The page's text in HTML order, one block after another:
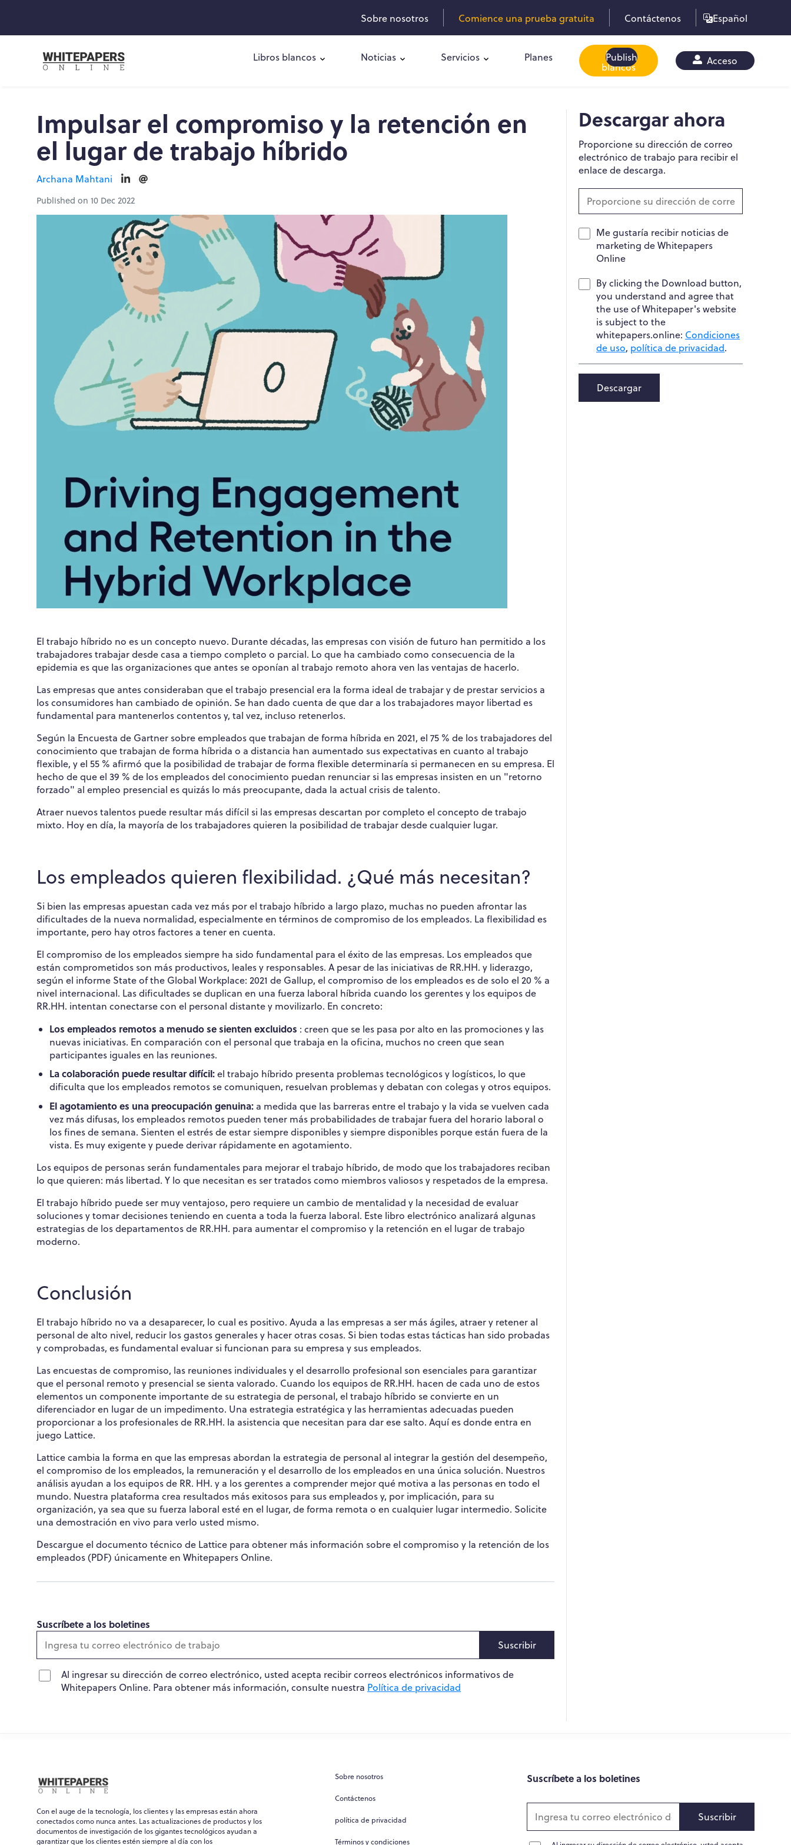
Sobre nosotros Comience una prueba gratuita Contáctenos Español
Libros blancos Noticias Servicios Planes Publish
Libros
blancos
Acceso
Impulsar el compromiso y la retención en
el lugar de trabajo híbrido
Archana Mahtani
Published on 10 Dec 2022
El trabajo híbrido no es un concepto nuevo. Durante décadas, las empresas con visión de futuro han permitido a los
trabajadores trabajar desde casa a tiempo completo o parcial. Lo que ha cambiado como consecuencia de la
epidemia es que las organizaciones que antes se oponían al trabajo remoto ahora ven las ventajas de hacerlo.
Las empresas que antes consideraban que el trabajo presencial era la forma ideal de trabajar y de prestar servicios a
los consumidores han cambiado de opinión. Se han dado cuenta de que dar a los trabajadores mayor libertad es
fundamental para mantenerlos contentos y, tal vez, incluso retenerlos.
Según la Encuesta de Gartner sobre empleados que trabajan de forma híbrida en 2021, el 75 % de los trabajadores del
conocimiento que trabajan de forma híbrida o a distancia han aumentado sus expectativas en cuanto al trabajo
flexible, y el 55 % afirmó que la posibilidad de trabajar de forma flexible determinaría si permanecen en su empresa. El
hecho de que el 39 % de los empleados del conocimiento puedan renunciar si las empresas insisten en un "retorno
forzado" al empleo presencial es quizás lo más preocupante, dada la actual crisis de talento.
Atraer nuevos talentos puede resultar más difícil si las empresas descartan por completo el concepto de trabajo
mixto. Hoy en día, la mayoría de los trabajadores quieren la posibilidad de trabajar desde cualquier lugar.
Los empleados quieren flexibilidad. ¿Qué más necesitan?
Si bien las empresas apuestan cada vez más por el trabajo híbrido a largo plazo, muchas no pueden afrontar las
dificultades de la nueva normalidad, especialmente en términos de compromiso de los empleados. La flexibilidad es
importante, pero hay otros factores a tener en cuenta.
El compromiso de los empleados siempre ha sido fundamental para el éxito de las empresas. Los empleados que
están comprometidos son más productivos, leales y responsables. A pesar de las iniciativas de RR.HH. y liderazgo,
según el informe State of the Global Workplace: 2021 de Gallup, el compromiso de los empleados es de solo el 20 % a
nivel internacional. Las dificultades se duplican en una fuerza laboral híbrida cuando los gerentes y los equipos de
RR.HH. intentan conectarse con el personal distante y movilizarlo. En concreto:
Los empleados remotos a menudo se sienten excluidos : creen que se les pasa por alto en las promociones y las
nuevas iniciativas. En comparación con el personal que trabaja en la oficina, muchos no creen que sean
participantes iguales en las reuniones.
La colaboración puede resultar difícil:el trabajo híbrido presenta problemas tecnológicos y logísticos, lo que
dificulta que los empleados remotos se comuniquen, resuelvan problemas y debatan con colegas y otros equipos.
El agotamiento es una preocupación genuina: a medida que las barreras entre el trabajo y la vida se vuelven cada
vez más difusas, los empleados remotos pueden tener más probabilidades de trabajar fuera del horario laboral o
los fines de semana. Sienten el estrés de estar siempre disponibles y siempre disponibles porque están fuera de la
vista. Es muy exigente y puede derivar rápidamente en agotamiento.
Los equipos de personas serán fundamentales para mejorar el trabajo híbrido, de modo que los trabajadores reciban
lo que quieren: más libertad. Y lo que necesitan es ser tratados como miembros valiosos y respetados de la empresa.
El trabajo híbrido puede ser muy ventajoso, pero requiere un cambio de mentalidad y la necesidad de evaluar
soluciones y tomar decisiones teniendo en cuenta a toda la fuerza laboral. Este libro electrónico analizará algunas
estrategias de los departamentos de RR.HH. para aumentar el compromiso y la retención en el lugar de trabajo
moderno.
Conclusión
El trabajo híbrido no va a desaparecer, lo cual es positivo. Ayuda a las empresas a ser más ágiles, atraer y retener al
personal de alto nivel, reducir los gastos generales y hacer otras cosas. Si bien todas estas tácticas han sido probadas
y comprobadas, es fundamental evaluar si funcionan para su empresa y sus empleados.
Las encuestas de compromiso, las reuniones individuales y el desarrollo profesional son esenciales para garantizar
que el personal remoto y presencial se sienta valorado. Cuando los equipos de RR.HH. hacen de cada uno de estos
elementos un componente importante de su estrategia de personal, el trabajo híbrido se convierte en un
diferenciador en lugar de un impedimento. Una estrategia estratégica y las herramientas adecuadas pueden
proporcionar a los profesionales de RR.HH. la asistencia que necesitan para dar ese salto. Aquí es donde entra en
juego Lattice.
Lattice cambia la forma en que las empresas abordan la estrategia de personal al integrar la gestión del desempeño,
el compromiso de los empleados, la remuneración y el desarrollo de los empleados en una única solución. Nuestros
análisis ayudan a los equipos de RR. HH. y a los gerentes a comprender mejor qué motiva a las personas en todo el
mundo. Nuestra plataforma crea resultados más exitosos para sus empleados y, por implicación, para su
organización, ya sea que su fuerza laboral esté en el lugar, de forma remota o en cualquier lugar intermedio. Solicite
una demostración en vivo para verlo usted mismo.
Descargue el documento técnico de Lattice para obtener más información sobre el compromiso y la retención de los
empleados (PDF) únicamente en Whitepapers Online.
Suscríbete a los boletines
Suscribir
Al ingresar su dirección de correo electrónico, usted acepta recibir correos electrónicos informativos de
Whitepapers Online. Para obtener más información, consulte nuestra Política de privacidad
Descargar ahora
Proporcione su dirección de correo
electrónico de trabajo para recibir el
enlace de descarga.
Me gustaría recibir noticias de
marketing de Whitepapers
Online
By clicking the Download button,
you understand and agree that
the use of Whitepaper's website
is subject to the
whitepapers.online: Condiciones
de uso, política de privacidad.
Descargar
Con el auge de la tecnología, los clientes y las empresas están ahora
conectados como nunca antes. Las actualizaciones de productos y los
documentos de investigación de los gigantes tecnológicos ayudan a
garantizar que los clientes estén siempre al día con los
Sobre nosotros
Contáctenos
política de privacidad
Términos y condiciones
Suscríbete a los boletines
Suscribir